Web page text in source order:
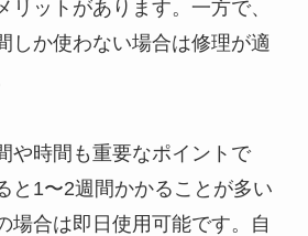
リットがあります。一方で、
しか使わない場合は修理が適
や時間も重要なポイントで
と1〜2週間かかることが多い
場合は即日使用可能です。自